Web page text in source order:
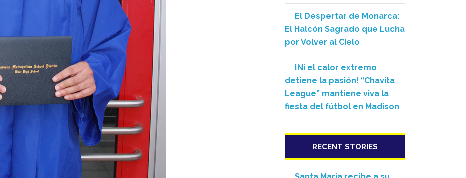
El Despertar de Monarca:
El Halcón Sagrado que Lucha
por Volver al Cielo
¡Ni el calor extremo
detiene la pasión! “Chavita
League” mantiene viva la
fiesta del fútbol en Madison
RECENT STORIES